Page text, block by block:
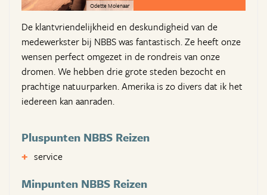
Odette Molenaar
De klantvriendelijkheid en deskundigheid van de
medewerkster bij NBBS was fantastisch. Ze heeft onze
wensen perfect omgezet in de rondreis van onze
dromen. We hebben drie grote steden bezocht en
prachtige natuurparken. Amerika is zo divers dat ik het
iedereen kan aanraden.
Pluspunten NBBS Reizen
service
Minpunten NBBS Reizen